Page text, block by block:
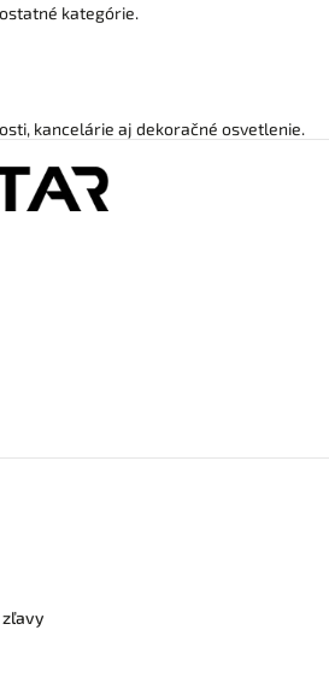
kategórie.
kancelárie aj dekoračné osvetlenie.